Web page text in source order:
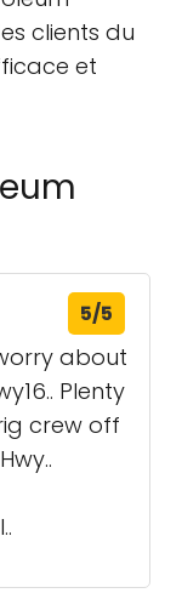
clients du
et
5/5
about
Plenty
crew off